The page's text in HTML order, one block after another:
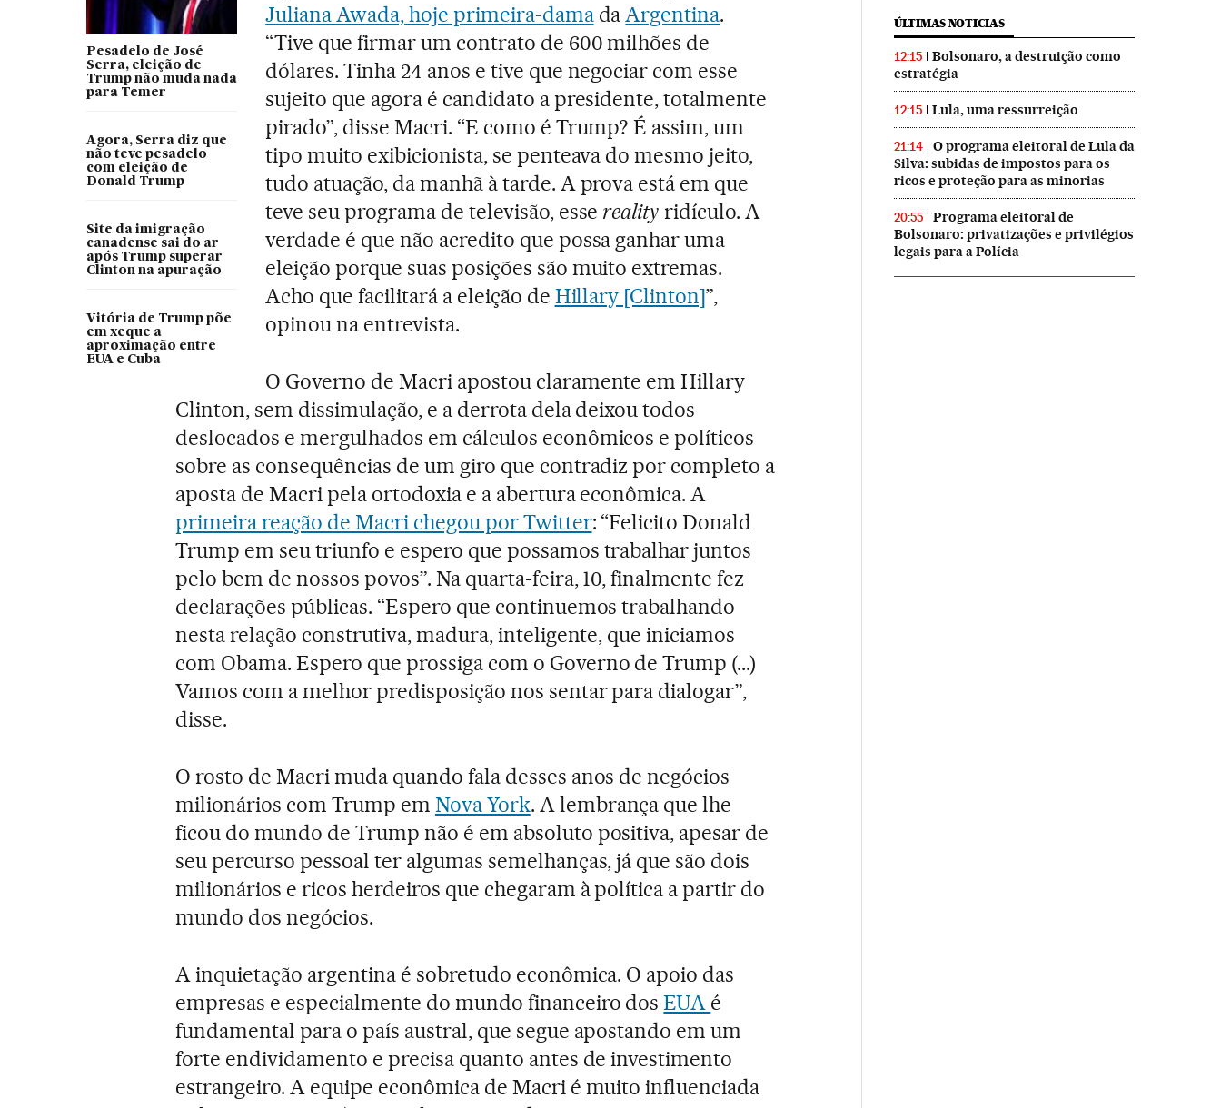
Pesadelo de José
Serra, eleição de
Trump não muda nada
para Temer
Agora, Serra diz que
não teve pesadelo
com eleição de
Donald Trump
Site da imigração
canadense sai do ar
após Trump superar
Clinton na apuração
Vitória de Trump põe
em xeque a
aproximação entre
EUA e Cuba
Juliana Awada, hoje primeira-damadaArgentina.
“Tive que firmar um contrato de 600 milhões de
dólares. Tinha 24 anos e tive que negociar com esse
sujeito que agora é candidato a presidente, totalmente
pirado”, disse Macri. “E como é Trump? É assim, um
tipo muito exibicionista, se penteava do mesmo jeito,
tudo atuação, da manhã à tarde. A prova está em que
teve seu programa de televisão, esse realityridículo. A
verdade é que não acredito que possa ganhar uma
eleição porque suas posições são muito extremas.
Acho que facilitará a eleição de Hillary [Clinton]”,
opinou na entrevista.
O Governo de Macri apostou claramente em Hillary
Clinton, sem dissimulação, e a derrota dela deixou todos
deslocados e mergulhados em cálculos econômicos e políticos
sobre as consequências de um giro que contradiz por completo a
aposta de Macri pela ortodoxia e a abertura econômica. A
primeira reação de Macri chegou por Twitter: “Felicito Donald
Trump em seu triunfo e espero que possamos trabalhar juntos
pelo bem de nossos povos”. Na quarta-feira, 10, finalmente fez
declarações públicas. “Espero que continuemos trabalhando
nesta relação construtiva, madura, inteligente, que iniciamos
com Obama. Espero que prossiga com o Governo de Trump (...)
Vamos com a melhor predisposição nos sentar para dialogar”,
disse.
O rosto de Macri muda quando fala desses anos de negócios
milionários com Trump em Nova York. A lembrança que lhe
ficou do mundo de Trump não é em absoluto positiva, apesar de
seu percurso pessoal ter algumas semelhanças, já que são dois
milionários e ricos herdeiros que chegaram à política a partir do
mundo dos negócios.
A inquietação argentina é sobretudo econômica. O apoio das
empresas e especialmente do mundo financeiro dosEUA é
fundamental para o país austral, que segue apostando em um
forte endividamento e precisa quanto antes de investimento
estrangeiro. A equipe econômica de Macri é muito influenciada
ÚLTIMAS NOTICIAS
12:15
Bolsonaro, a destruição como
estratégia
12:15 Lula, uma ressurreição
21:14
O programa eleitoral de Lula da
Silva: subidas de impostos para os
ricos e proteção para as minorias
20:55
Programa eleitoral de
Bolsonaro: privatizações e privilégios
legais para a Polícia